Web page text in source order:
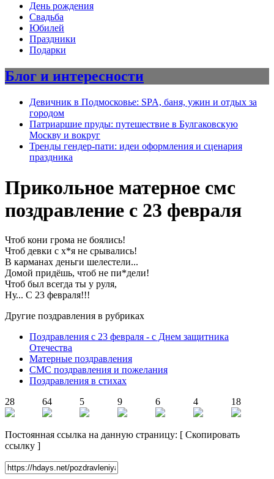
День рождения
Свадьба
Юбилей
Праздники
Подарки
Блог и интересности
Девичник в Подмосковье: SPA, баня, ужин и отдых за
городом
Патриаршие пруды: путешествие в Булгаковскую
Москву и вокруг
Тренды гендер-пати: идеи оформления и сценария
праздника
Прикольное матерное смс
поздравление с 23 февраля
Чтоб кони грома не боялись!
Чтоб девки с х*я не срывались!
В карманах деньги шелестели...
Домой придёшь, чтоб не пи*дели!
Чтоб был всегда ты у руля,
Ну... С 23 февраля!!!
Другие поздравления в рубриках
Поздравления с 23 февраля - с Днем защитника
Отечества
Матерные поздравления
СМС поздравления и пожелания
Поздравления в стихах
28
64 5 9 6 4 18
Постоянная ссылка на данную страницу: [ Скопировать
ссылку ]